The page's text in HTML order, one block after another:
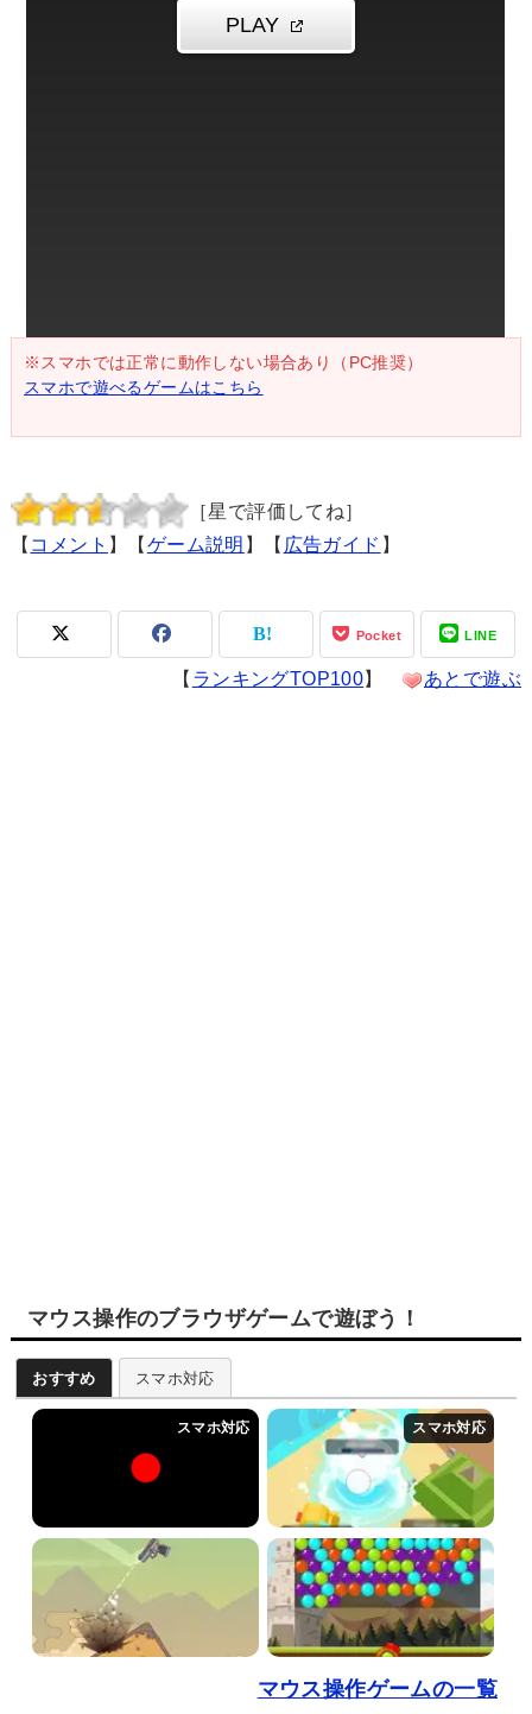
※スマホでは正常に動作しない場合あり（PC推奨）
スマホで遊べるゲームはこちら
［星で評価してね］
【 コメント 】【 ゲーム説明 】【 広告ガイド 】
Pocket LINE
【 ランキングTOP100】 あとで遊ぶ
マウス操作のブラウザゲームで遊ぼう！
おすすめ スマホ対応
マウス操作ゲームの一覧